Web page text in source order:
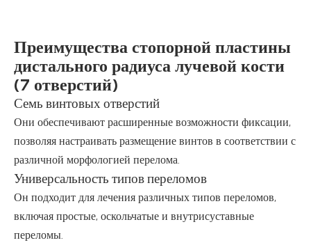
Преимущества стопорной пластины
дистального радиуса лучевой кости
(7 отверстий)
Семь винтовых отверстий
Они обеспечивают расширенные возможности фиксации,
позволяя настраивать размещение винтов в соответствии с
различной морфологией перелома.
Универсальность типов переломов
Он подходит для лечения различных типов переломов,
включая простые, оскольчатые и внутрисуставные
переломы.